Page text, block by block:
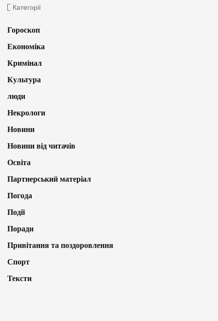
Категорії
Гороскоп
Економіка
Кримінал
Культура
люди
Некрологи
Новини
Новини від читачів
Освіта
Партнерський матеріал
Погода
Події
Поради
Привітання та поздоровлення
Спорт
Тексти